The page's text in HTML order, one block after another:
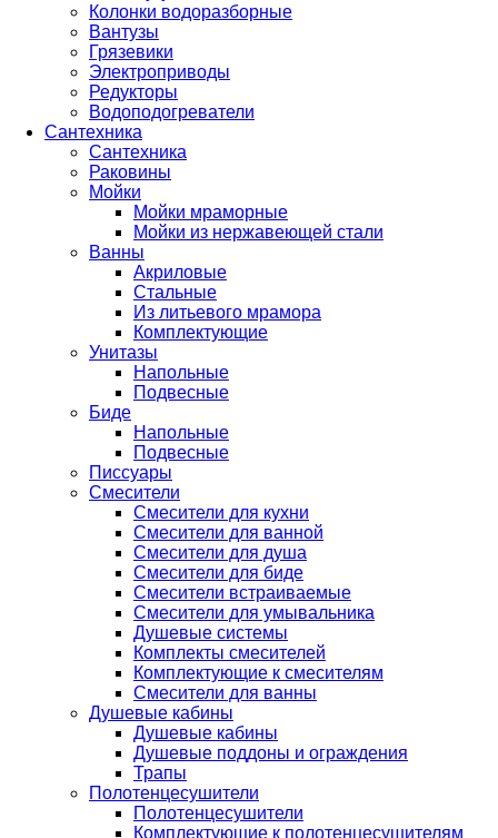
Колонки водоразборные
Вантузы
Грязевики
Электроприводы
Редукторы
Водоподогреватели
Сантехника
Сантехника
Раковины
Мойки
Мойки мраморные
Мойки из нержавеющей стали
Ванны
Акриловые
Стальные
Из литьевого мрамора
Комплектующие
Унитазы
Напольные
Подвесные
Биде
Напольные
Подвесные
Писсуары
Смесители
Смесители для кухни
Смесители для ванной
Смесители для душа
Смесители для биде
Смесители встраиваемые
Смесители для умывальника
Душевые системы
Комплекты смесителей
Комплектующие к смесителям
Смесители для ванны
Душевые кабины
Душевые кабины
Душевые поддоны и ограждения
Трапы
Полотенцесушители
Полотенцесушители
Комплектующие к полотенцесушителям